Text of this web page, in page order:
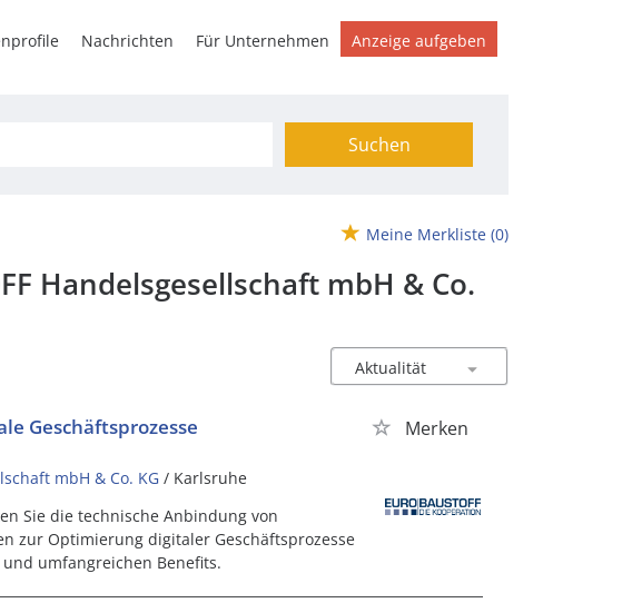
Nachrichten Für Unternehmen Anzeige aufgeben
Suchen
Meine Merkliste (0)
Handelsgesellschaft mbH & Co.
Geschäftsprozesse Merken
mbH & Co. KG / Karlsruhe
Sie die technische Anbindung von
zur Optimierung digitaler Geschäftsprozesse
umfangreichen Benefits.